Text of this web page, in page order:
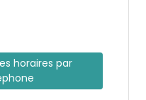
horaires par